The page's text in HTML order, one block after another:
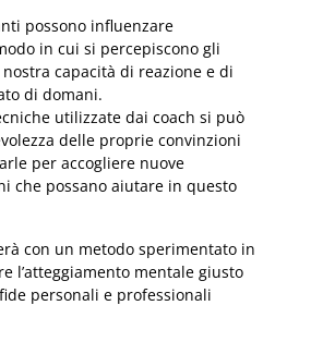
possono influenzare
in cui si percepiscono gli
capacità di reazione e di
di domani.
utilizzate dai coach si può
delle proprie convinzioni
per accogliere nuove
che possano aiutare in questo
con un metodo sperimentato in
l’atteggiamento mentale giusto
personali e professionali